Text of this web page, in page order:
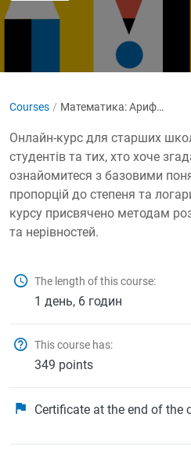
Courses Математика: Арифметика, рiвняння та нерiвностi
Онлайн-курс для старших
студентів та тих, хто хоче
ознайомитеся з базовими
пропорцій до степеня та
курсу присвячено методам
та нерівностей.
The length of this course:
1 день, 6 годин
This course has:
349 points
Certificate at the end of the